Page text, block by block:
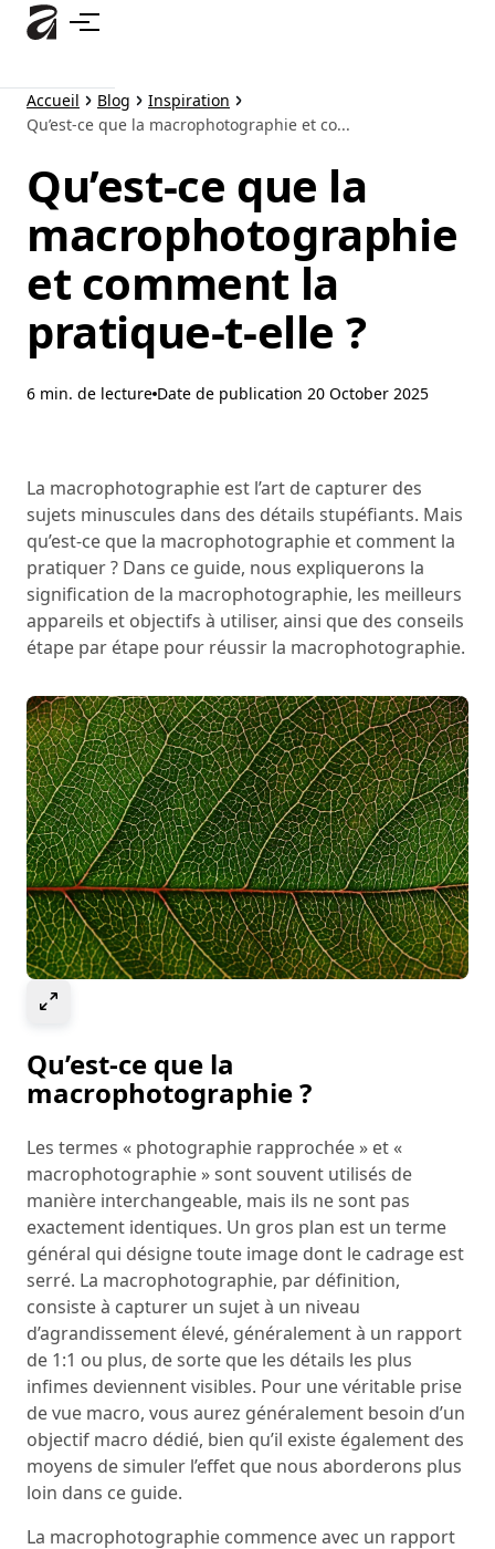
Accéder
principal
Accueil Blog
Inspiration
Qu’est-ce que la macrophotographie et co...
Qu’est-ce que la
macrophotographie
et comment la
pratique-t-elle ?
6 min. de lecture Date de publication 20 October 2025
La macrophotographie est l’art de capturer des
sujets minuscules dans des détails stupéfiants. Mais
qu’est-ce que la macrophotographie et comment la
pratiquer ? Dans ce guide, nous expliquerons la
signification de la macrophotographie, les meilleurs
appareils et objectifs à utiliser, ainsi que des conseils
étape par étape pour réussir la macrophotographie.
Qu’est-ce que la
macrophotographie ?
Les termes « photographie rapprochée » et «
macrophotographie » sont souvent utilisés de
manière interchangeable, mais ils ne sont pas
exactement identiques. Un gros plan est un terme
général qui désigne toute image dont le cadrage est
serré. La macrophotographie, par définition,
consiste à capturer un sujet à un niveau
d’agrandissement élevé, généralement à un rapport
de 1:1 ou plus, de sorte que les détails les plus
infimes deviennent visibles. Pour une véritable prise
de vue macro, vous aurez généralement besoin d’un
objectif macro dédié, bien qu’il existe également des
moyens de simuler l’effet que nous aborderons plus
loin dans ce guide.
La macrophotographie commence avec un rapport